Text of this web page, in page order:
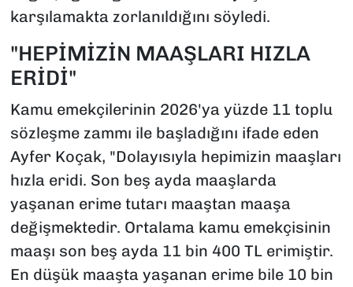
karşılamakta zorlanıldığını söyledi.
"HEPİMİZİN MAAŞLARI HIZLA
ERİDİ"
Kamu emekçilerinin 2026'ya yüzde 11 toplu
sözleşme zammı ile başladığını ifade eden
Ayfer Koçak, "Dolayısıyla hepimizin maaşları
hızla eridi. Son beş ayda maaşlarda
yaşanan erime tutarı maaştan maaşa
değişmektedir. Ortalama kamu emekçisinin
maaşı son beş ayda 11 bin 400 TL erimiştir.
En düşük maaşta yaşanan erime bile 10 bin